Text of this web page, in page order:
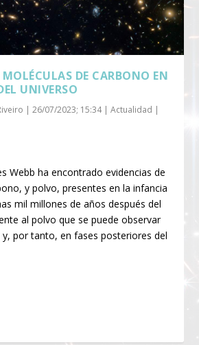
DE CARBONO EN
UNIVERSO
|26/07/2023; 15:34|Actualidad |
Webb ha encontrado evidencias de
y polvo, presentes en la infancia
mil millones de años después del
al polvo que se puede observar
por tanto, en fases posteriores del